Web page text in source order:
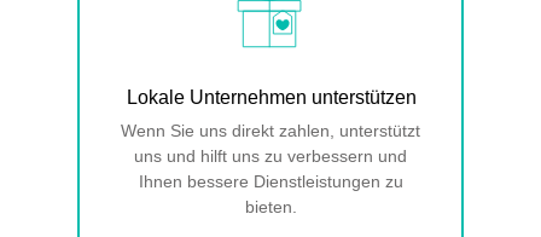
Lokale Unternehmen unterstützen
Wenn Sie uns direkt zahlen, unterstützt
uns und hilft uns zu verbessern und
Ihnen bessere Dienstleistungen zu
bieten.